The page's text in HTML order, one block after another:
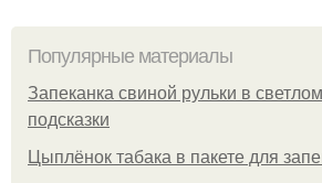
Популярные материалы
Запеканка свиной рульки в
подсказки
Цыплёнок табака в пакете для